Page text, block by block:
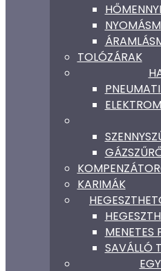
TOLÓZÁRAK
KARIMÁK
MENETES
SAVÁLLÓ